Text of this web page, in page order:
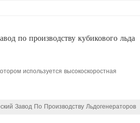
по производству кубикового льда
используется высокоскоростная
Завод По Производству Льдогенераторов